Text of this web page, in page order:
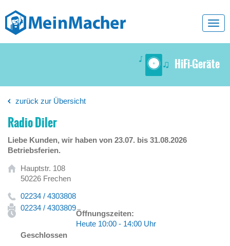
HiFi-Geräte
zurück zur Übersicht
Radio Diler
Liebe Kunden, wir haben von 23.07. bis 31.08.2026
Betriebsferien.
Hauptstr. 108
50226 Frechen
02234 / 4303808
02234 / 4303809
Öffnungszeiten:
Heute 10:00 - 14:00 Uhr
Geschlossen